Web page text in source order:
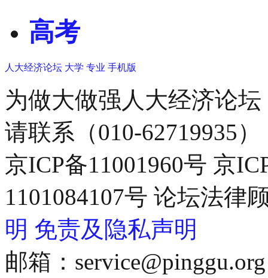
高考
人大经济论坛 大学 专业 手机版
为做大做强人大经济论
请联系（010-62719935）
京ICP备11001960号 京
1101084107号 论坛法律
明 免责及隐私声明
邮箱：service@pinggu.org